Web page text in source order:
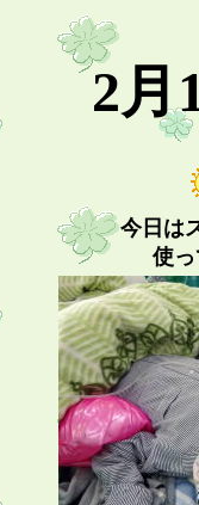
2月
今日は
使